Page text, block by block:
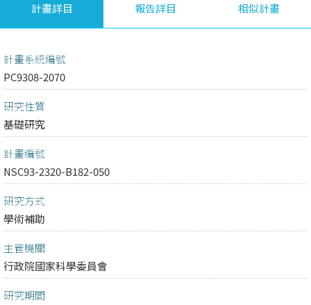
計畫詳目 報告詳目 相似計畫
計畫系統編號
PC9308-2070
研究性質
基礎研究
計畫編號
NSC93-2320-B182-050
研究方式
學術補助
主管機關
行政院國家科學委員會
研究期間